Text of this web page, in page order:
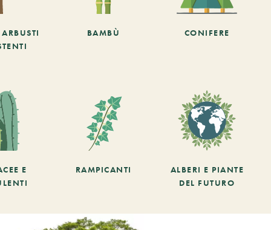
BAMBÙ CONIFERE
E
RAMPICANTI
ALBERI E PIANTE
DEL FUTURO